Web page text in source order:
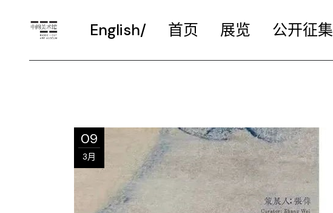
English/ 首页 展览 公开征集
09
3月